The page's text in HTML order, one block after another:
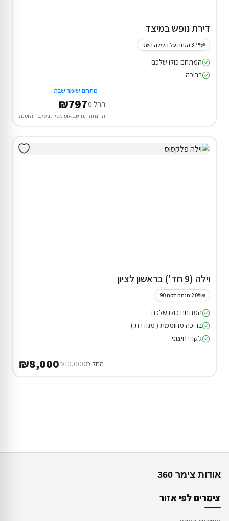
דירת נופש במיצד
37% הנחה על הלילה השני
המתחם כולו שלכם
בריכה
מתחם שומר שבת
החל מ₪797
ההנחה תחושב אוטומטית בשלב ההזמנה
וילה (9 חד') בראשון לציון
20% הנחת דקה 90
המתחם כולו שלכם
בריכה מחוממת ( מגודרת )
ג'קוזי חיצוני
החל מ₪10,000
₪8,000
אודות צימר 360
צימרים לפי אזור